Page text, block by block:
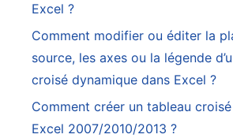
Excel ?
Comment modifier ou éditer la
source, les axes ou la légende
croisé dynamique dans Excel ?
Comment créer un tableau
Excel 2007/2010/2013 ?